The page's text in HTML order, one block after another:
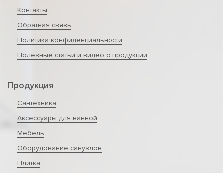
Контакты
Обратная связь
Политика конфиденциальности
Полезные статьи и видео о продукции
Продукция
Сантехника
Аксессуары для ванной
Мебель
Оборудование санузлов
Плитка